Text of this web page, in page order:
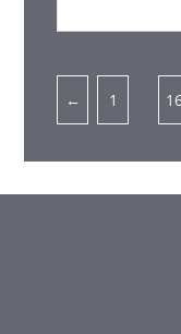
Pagination
← 1